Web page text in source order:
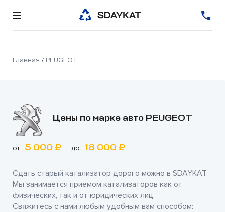
Главная / PEUGEOT
Цены по марке авто PEUGEOT
от 5 000 ₽ до 18 000 ₽
Сдать старый катализатор дорого можно в SDAYKAT.
Мы занимается приемом катализаторов как от
физических, так и от юридических лиц.
Свяжитесь с нами любым удобным вам способом: